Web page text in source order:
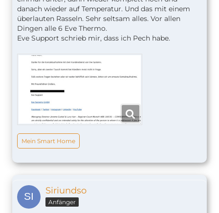
danach wieder auf Temperatur. Und das mit einem
überlauten Rasseln. Sehr seltsam alles. Vor allen
Dingen alle 6 Eve Thermo.
Eve Support schrieb mir, dass ich Pech habe.
Mein Smart Home
Siriundso
Anfänger